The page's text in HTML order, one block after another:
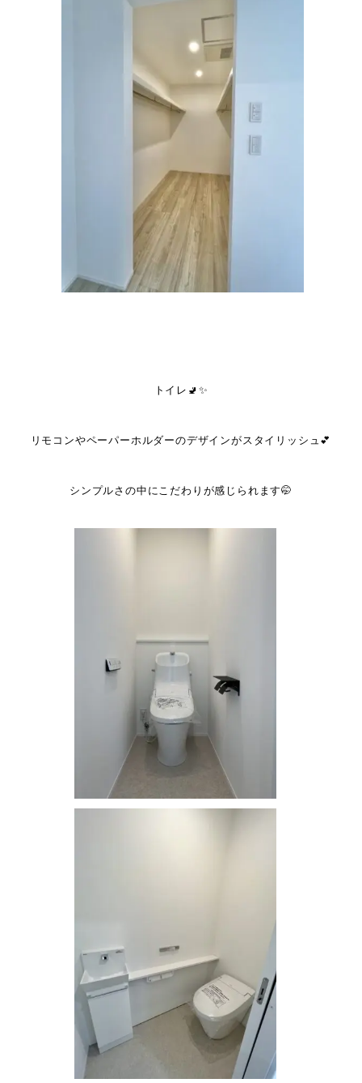
トイレ🚽✨
リモコンやペーパーホルダーのデザインがスタイリッシュ💕
シンプルさの中にこだわりが感じられます🤭